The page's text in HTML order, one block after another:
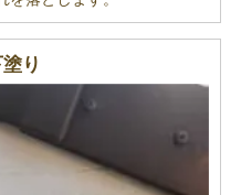
り